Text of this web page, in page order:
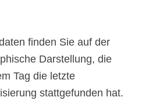
finden Sie auf der
Darstellung, die
Tag die letzte
stattgefunden hat.